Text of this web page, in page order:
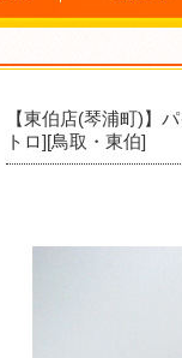
【東伯店(琴浦町)】
トロ][鳥取・東伯]